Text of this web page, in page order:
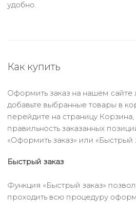
удобно.
Как купить
Оформить заказ на нашем сайте
добавьте выбранные товары в
перейдите на страницу
правильность заказанных
«Оформить заказ» или «Быстрый
Быстрый заказ
Функция «Быстрый заказ»
проходить всю процедуру